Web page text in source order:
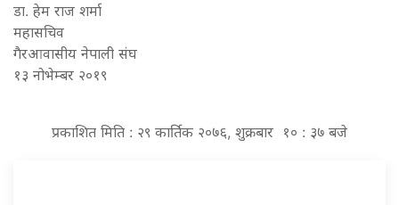
डा. हेम राज शर्मा
महासचिव
गैरआवासीय नेपाली संघ
१३ नोभेम्बर २०१९
प्रकाशित मिति : २९ कार्तिक २०७६, शुक्रबार १० : ३७ बजे